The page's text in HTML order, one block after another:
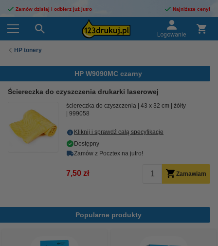
Zamów dzisiaj i odbierz już jutro Najniższe ceny!
Logowanie
HP tonery
HP W9090MC czarny
Ściereczka do czyszczenia drukarki laserowej
ściereczka do czyszczenia 43 x 32 cm
żółty
999058
Kliknij i sprawdź całą specyfikacje
Dostępny
Zamów z Pocztex na jutro!
7,50 zł Zamawiam
Popularne produkty